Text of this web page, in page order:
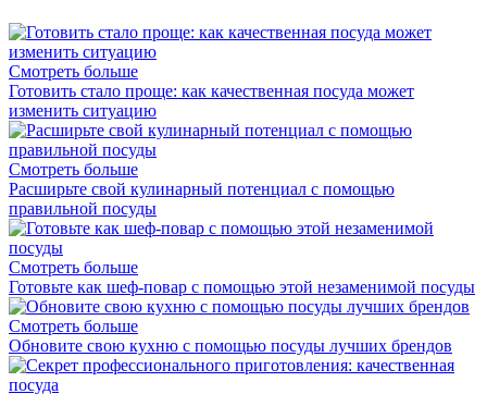
Смотреть больше
Готовить стало проще: как качественная посуда может
изменить ситуацию
Смотреть больше
Расширьте свой кулинарный потенциал с помощью
правильной посуды
Смотреть больше
Готовьте как шеф-повар с помощью этой незаменимой посуды
Смотреть больше
Обновите свою кухню с помощью посуды лучших брендов